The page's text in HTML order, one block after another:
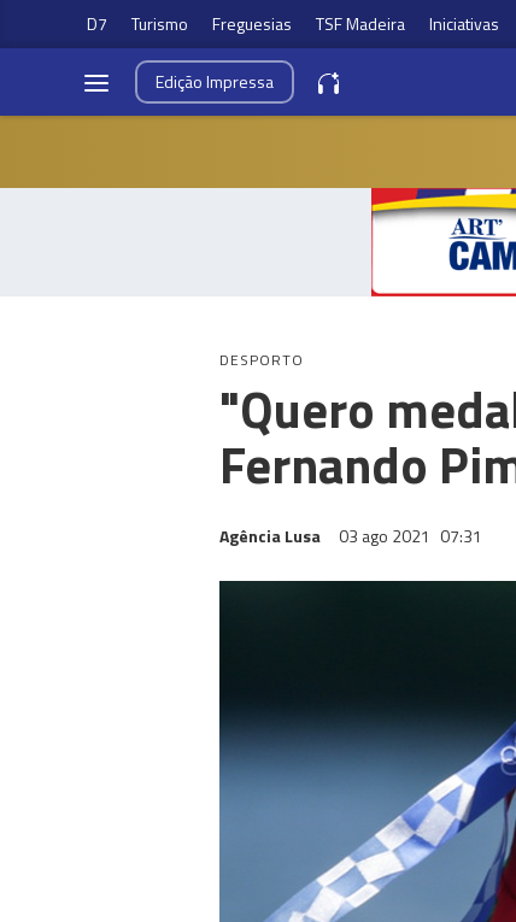
D7 Turismo Freguesias TSF Madeira Iniciativas
EdiçãoImpressa
DESPORTO
"Quero
Fernando
Agência Lusa 03 ago 2021 07:31